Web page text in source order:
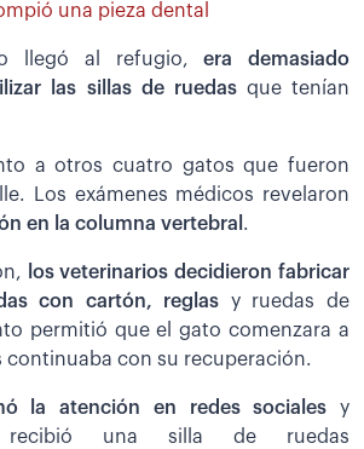
una pieza dental
llegó al refugio, era demasiado
las sillas de ruedas que tenían
a otros cuatro gatos que fueron
Los exámenes médicos revelaron
en la columna vertebral .
los veterinarios decidieron fabricar
con cartón, reglas y ruedas de
permitió que el gato comenzara a
continuaba con su recuperación.
la atención en redes sociales y
recibió una silla de ruedas